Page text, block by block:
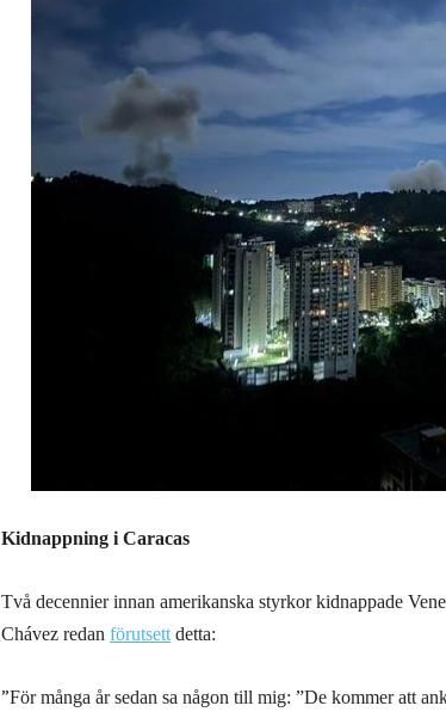
Kidnappning i Caracas
Två decennier innan amerikanska styrkor kidnappade
Chávez redan förutsett detta:
”För många år sedan sa någon till mig: ”De kommer att